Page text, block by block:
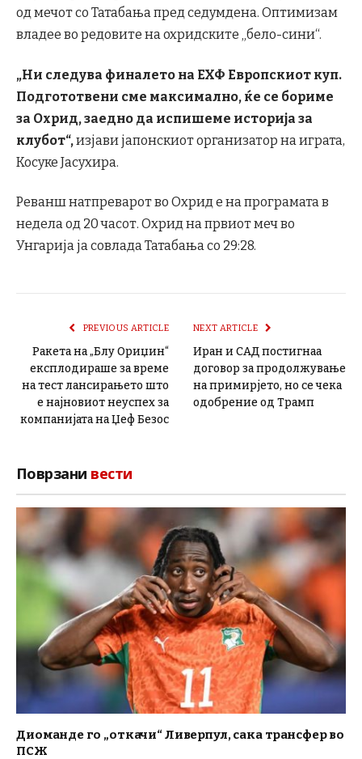
од мечот со Татабања пред седумдена. Оптимизам
владее во редовите на охридските „бело-сини“.
„Ни следува финалето на ЕХФ Европскиот куп.
Подгототвени сме максимално, ќе се бориме
за Охрид, заедно да испишеме историја за
клубот“, изјави јапонскиот организатор на играта,
Косуке Јасухира.
Реванш натпреварот во Охрид е на програмата в
недела од 20 часот. Охрид на првиот меч во
Унгарија ја совлада Татабања со 29:28.
PREVIOUS ARTICLE
Ракета на „Блу Ориџин“
експлодираше за време
на тест лансирањето што
е најновиот неуспех за
компанијата на Џеф Безос
NEXT ARTICLE
Иран и САД постигнаа
договор за продолжување
на примирјето, но се чека
одобрение од Трамп
Поврзани вести
Диоманде го „откачи“ Ливерпул, сака трансфер во
ПСЖ